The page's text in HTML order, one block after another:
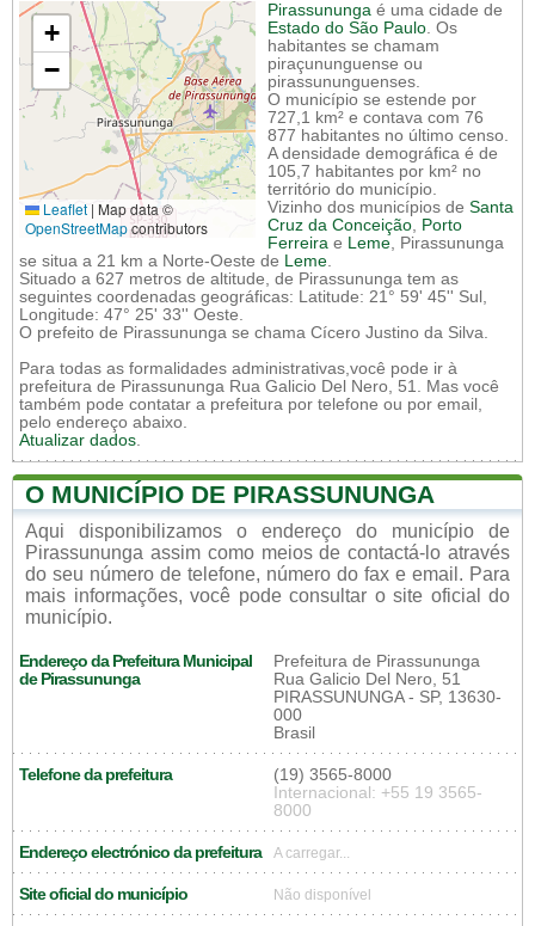
+
−
Leaflet | Map data ©
OpenStreetMapcontributors
Pirassununga é uma cidade de
Estado do São Paulo. Os
habitantes se chamam
piraçununguense ou
pirassununguenses.
O município se estende por
727,1 km² e contava com 76
877 habitantes no último censo.
A densidade demográfica é de
105,7 habitantes por km² no
território do município.
Vizinho dos municípios de Santa
Cruz da Conceição, Porto
Ferreira e Leme, Pirassununga
se situa a 21 km a Norte-Oeste de Leme.
Situado a 627 metros de altitude, de Pirassununga tem as
seguintes coordenadas geográficas: Latitude: 21° 59' 45'' Sul,
Longitude: 47° 25' 33'' Oeste.
O prefeito de Pirassununga se chama Cícero Justino da Silva.
Para todas as formalidades administrativas,você pode ir à
prefeitura de Pirassununga Rua Galicio Del Nero, 51. Mas você
também pode contatar a prefeitura por telefone ou por email,
pelo endereço abaixo.
Atualizar dados.
O MUNICÍPIO DE PIRASSUNUNGA
Aqui disponibilizamos o endereço do município de
Pirassununga assim como meios de contactá-lo através
do seu número de telefone, número do fax e email. Para
mais informações, você pode consultar o site oficial do
município.
Endereço da Prefeitura Municipal
de Pirassununga
Prefeitura de Pirassununga
Rua Galicio Del Nero, 51
PIRASSUNUNGA - SP, 13630-
000
Brasil
Telefone da prefeitura
(19) 3565-8000
Internacional: +55 19 3565-
8000
Endereço electrónico da prefeitura A carregar...
Site oficial do município Não disponível